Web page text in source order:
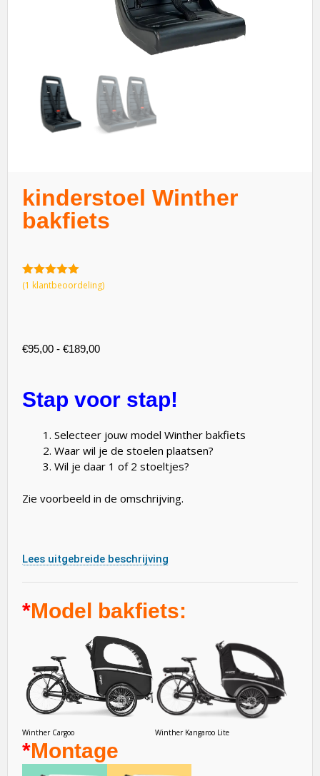
kinderstoel Winther
bakfiets
5.00van 5
(1 klantbeoordeling)
€95,00 - €189,00
Stap voor stap!
Selecteer jouw model Winther bakfiets
Waar wil je de stoelen plaatsen?
Wil je daar 1 of 2 stoeltjes?
Zie voorbeeld in de omschrijving.
Lees uitgebreide beschrijving
*Model bakfiets:
Winther Cargoo Winther Kangaroo Lite
*Montage